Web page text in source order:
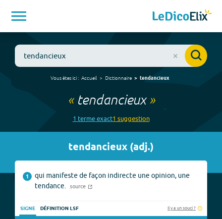
Vous êtes ici : Accueil Dictionnaire tendancieux
« tendancieux»
1 termeexact1 suggestion
tendancieux (adj.)
1
qui manifeste de façon indirecte une opinion, une
tendance.
source
SIGNE DÉFINITION LSF Il y a un souci ?